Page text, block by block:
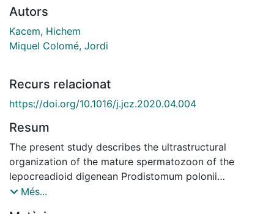
Autors
Kacem, Hichem
Miquel Colomé, Jordi
Recurs relacionat
https://doi.org/10.1016/j.jcz.2020.04.004
Resum
The present study describes the ultrastructural
organization of the mature spermatozoon of the
lepocreadioid digenean Prodistomum polonii
(Lepocreadiidae) by means of transmission electron
Més...